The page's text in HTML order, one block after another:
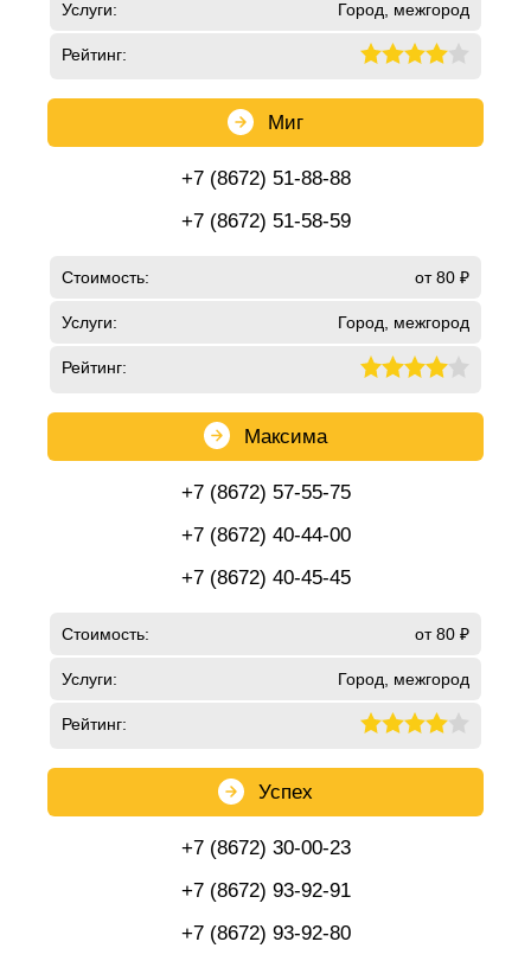
Услуги: Город, межгород
Рейтинг:
Миг
+7 (8672) 51-88-88
+7 (8672) 51-58-59
Стоимость: от 80 ₽
Услуги: Город, межгород
Рейтинг:
Максима
+7 (8672) 57-55-75
+7 (8672) 40-44-00
+7 (8672) 40-45-45
Стоимость: от 80 ₽
Услуги: Город, межгород
Рейтинг:
Успех
+7 (8672) 30-00-23
+7 (8672) 93-92-91
+7 (8672) 93-92-80